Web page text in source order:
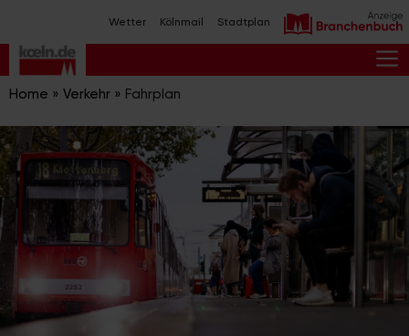
Inhalt
springen
Wetter Kölnmail Stadtplan
Home » Verkehr » Fahrplan